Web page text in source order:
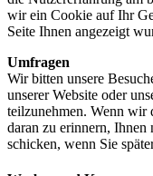
wir ein Cookie auf Ihr
Seite Ihnen angezeigt
Umfragen
Wir bitten unsere
unserer Website oder
teilzunehmen. Wenn wir
daran zu erinnern,
schicken, wenn Sie